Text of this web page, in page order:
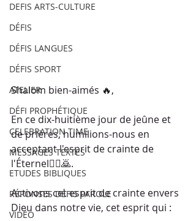
DEFIS ARTS-CULTURE
DÉFIS
DÉFIS LANGUES
DÉFIS SPORT
ATELIER
DÉFI PROPHÉTIQUE
CELEBRATION TIME
MESSAGES TEXTES
ETUDES BIBLIQUES
RÉPONSES DÉFIS PAROLE
VIDÉO
Shalom bien-aimés 🔥,
En ce dix-huitième jour de jeûne et
de prières, humilions-nous en
acceptant l'esprit de crainte de
l'Éternel🙇‍♀️🙇.
Activons cet esprit de crainte envers
Dieu dans notre vie, cet esprit qui :